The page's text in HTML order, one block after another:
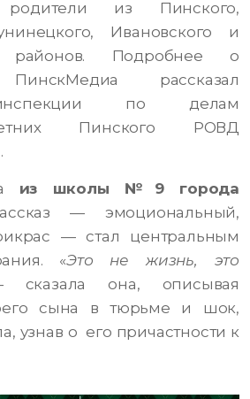
родители из Пинского,
Ивановского и
районов. Подробнее о
рассказал
по делам
Пинского РОВД
из школы №9 города
— эмоциональный,
— стал центральным
«Это не жизнь, это
она, описывая
сына в тюрьме и шок,
узнав о его причастности к